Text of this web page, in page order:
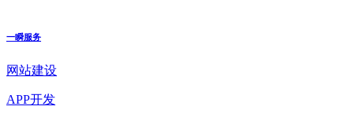
一瞬服务
网站建设
APP开发